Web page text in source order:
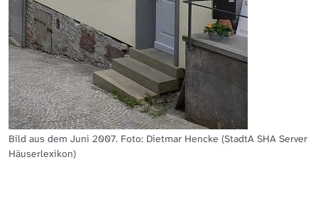
Bild aus dem Juni 2007. Foto: Dietmar Hencke (StadtA SHA Server
Häuserlexikon)